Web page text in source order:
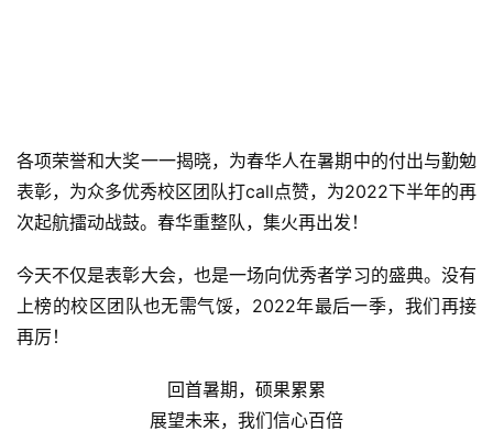
各项荣誉和大奖一一揭晓，为春华人在暑期中的付出与勤勉
表彰，为众多优秀校区团队打call点赞，为2022下半年的再
次起航擂动战鼓。春华重整队，集火再出发！
今天不仅是表彰大会，也是一场向优秀者学习的盛典。没有
上榜的校区团队也无需气馁，2022年最后一季，我们再接
再厉！
回首暑期，硕果累累
展望未来，我们信心百倍